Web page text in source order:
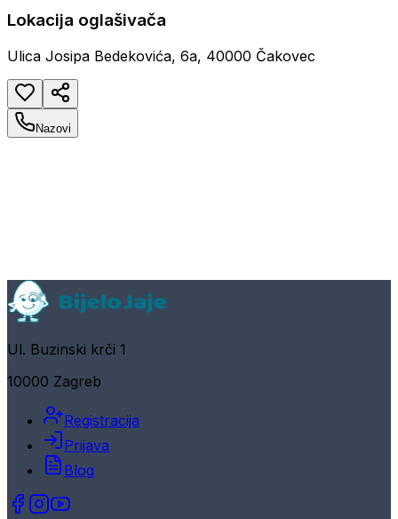
Lokacija oglašivača
Ulica Josipa Bedekovića, 6a, 40000 Čakovec
Nazovi
Ul. Buzinski krči 1
10000 Zagreb
Registracija
Prijava
Blog